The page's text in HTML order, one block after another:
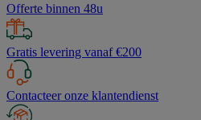
Offerte binnen 48u
Gratis levering vanaf €200
Contacteer onze klantendienst